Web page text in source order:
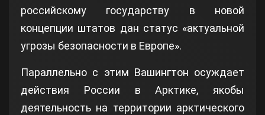
российскому государству в новой
концепции штатов дан статус «актуальной
угрозы безопасности в Европе».
Параллельно с этим Вашингтон осуждает
действия России в Арктике, якобы
деятельность на территории арктического